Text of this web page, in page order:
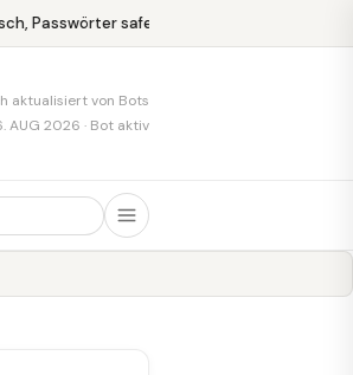
Passwörter safe
aktualisiert von Bots
AUG 2026 · Bot aktiv